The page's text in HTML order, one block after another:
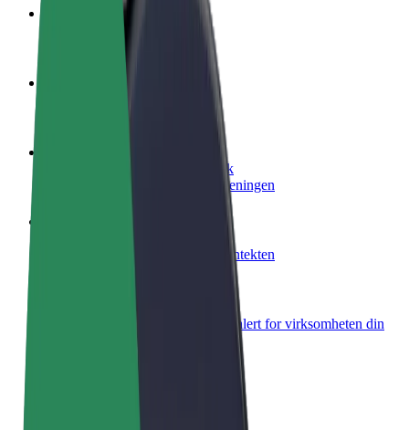
Tjen penger på egne vilkår
Lever mat og få betalt ukentlig
Legg til en restaurant eller butikk
Nå ut til flere kunder og øk inntjeningen
Legg til flåten din i Bolt og øk inntekten
Bolt-produkter og tjenester oppskalert for virksomheten din